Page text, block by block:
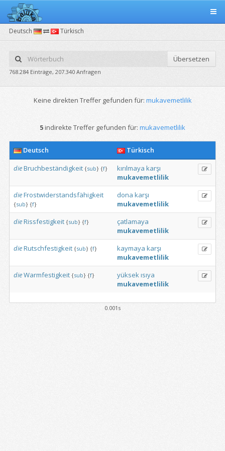
Deutsch Türkisch
Übersetzen
768.284 Einträge, 207.340 Anfragen
Keine direkten Treffer gefunden für: mukavemetlilik
5indirekte Treffer gefunden für: mukavemetlilik
Deutsch
Türkisch
dieBruchbeständigkeit {sub} {f} kırılmaya karşı
mukavemetlilik
dieFrostwiderstandsfähigkeit
{sub} {f}
dona karşı
mukavemetlilik
dieRissfestigkeit {sub} {f}
çatlamaya
mukavemetlilik
dieRutschfestigkeit {sub} {f} kaymaya karşı
mukavemetlilik
dieWarmfestigkeit {sub} {f} yüksekısıya
mukavemetlilik
0.001s